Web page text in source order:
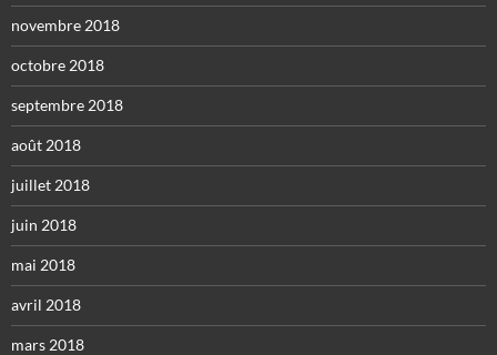
novembre 2018
octobre 2018
septembre 2018
août 2018
juillet 2018
juin 2018
mai 2018
avril 2018
mars 2018